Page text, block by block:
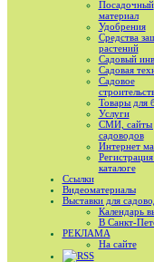
Посадочный
материал
Удобрения
Средства
растений
Садовый
Садовая
Садовое
Товары для
Услуги
СМИ, сайты
садоводов
Интернет
каталоге
Ссылки
Видеоматериалы
Выставки для
Календарь
В Санкт-
РЕКЛАМА
На сайте
RSS